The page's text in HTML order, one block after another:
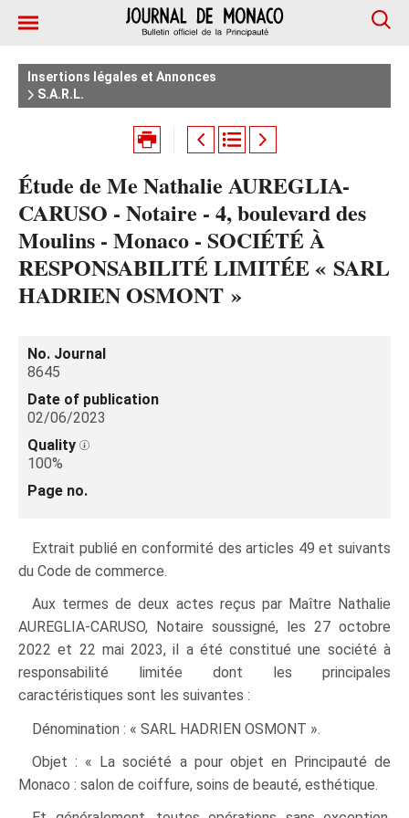
Insertions légales et Annonces
S.A.R.L.
Étude de Me Nathalie AUREGLIA-
CARUSO - Notaire - 4, boulevard des
Moulins - Monaco - SOCIÉTÉ À
RESPONSABILITÉ LIMITÉE « SARL
HADRIEN OSMONT »
No. Journal
8645
Date of publication
02/06/2023
Quality
100%
Page no.
Extrait publié en conformité des articles 49 et suivants
du Code de commerce.
Aux termes de deux actes reçus par Maître Nathalie
AUREGLIA-CARUSO, Notaire soussigné, les 27 octobre
2022 et 22 mai 2023, il a été constitué une société à
responsabilité limitée dont les principales
caractéristiques sont les suivantes :
Dénomination : « SARL HADRIEN OSMONT ».
Objet : « La société a pour objet en Principauté de
Monaco : salon de coiffure, soins de beauté, esthétique.